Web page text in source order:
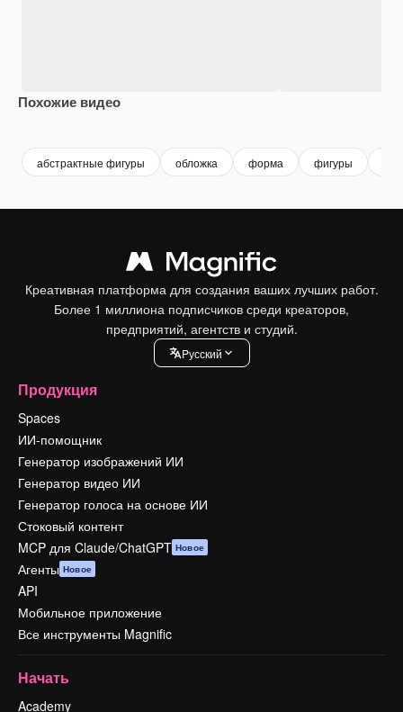
Похожие видео
абстрактные фигуры обложка форма фигуры
Креативная платформа для создания ваших лучших работ.
Более 1 миллиона подписчиков среди креаторов,
предприятий, агентств и студий.
Pусский
Продукция
Spaces
ИИ-помощник
Генератор изображений ИИ
Генератор видео ИИ
Генератор голоса на основе ИИ
Стоковый контент
MCP для Claude/ChatGPT Новое
Агенты Новое
API
Мобильное приложение
Все инструменты Magnific
Начать
Academy